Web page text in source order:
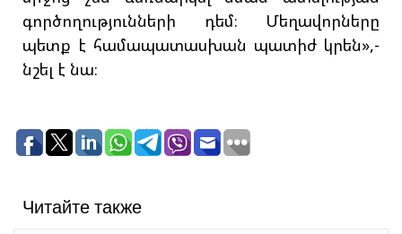
գործողությունների դեմ։ Մեղավորները
պետք է համապատասխան պատիժ կրեն»,-
նշել է նա։
Читайте также